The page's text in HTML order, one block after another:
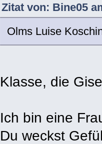
Zitat von: Bine05
Olms Luise
Klasse, die
Ich bin eine
Du weckst